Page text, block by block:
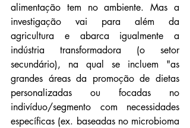
alimentação tem no ambiente. Mas a
investigação vai para além da
agricultura e abarca igualmente a
indústria transformadora (o setor
secundário), na qual se incluem "as
grandes áreas da promoção de dietas
personalizadas ou focadas no
indivíduo/segmento com necessidades
específicas (ex. baseadas no microbioma